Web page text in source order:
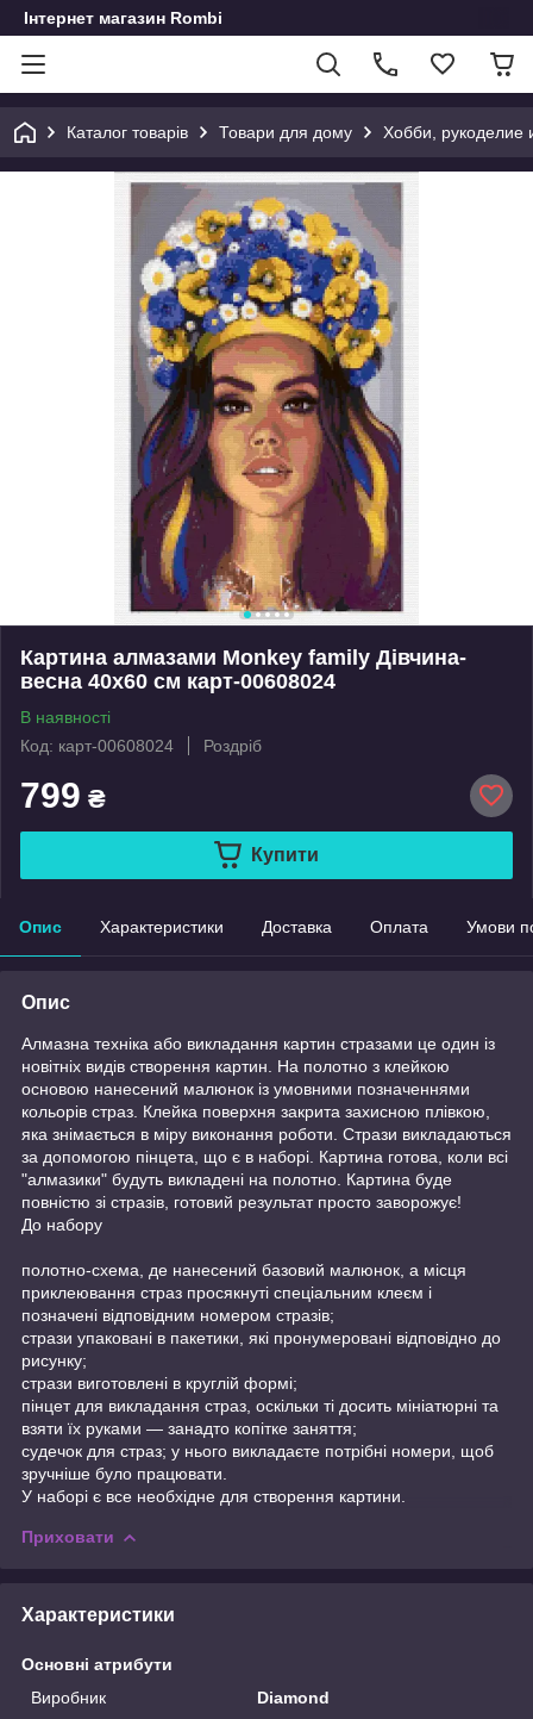
Інтернет магазин Rombi
Каталог товарів Товари для дому Хобби, рукоделие
Картина алмазами Monkey family Дівчина-
весна 40х60 см карт-00608024
В наявності
Код: карт-00608024
Роздріб
799 ₴
Купити
Опис Характеристики Доставка Оплата Умови
Опис
Алмазна техніка або викладання картин стразами це один із
новітніх видів створення картин. На полотно з клейкою
основою нанесений малюнок із умовними позначеннями
кольорів страз. Клейка поверхня закрита захисною плівкою,
яка знімається в міру виконання роботи. Стрази викладаються
за допомогою пінцета, що є в наборі. Картина готова, коли всі
"алмазики" будуть викладені на полотно. Картина буде
повністю зі стразів, готовий результат просто заворожує!
До набору
полотно-схема, де нанесений базовий малюнок, а місця
приклеювання страз просякнуті спеціальним клеєм і
позначені відповідним номером стразів;
стрази упаковані в пакетики, які пронумеровані відповідно до
рисунку;
стрази виготовлені в круглій формі;
пінцет для викладання страз, оскільки ті досить мініатюрні та
взяти їх руками — занадто копітке заняття;
судечок для страз; у нього викладаєте потрібні номери, щоб
зручніше було працювати.
У наборі є все необхідне для створення картини.
Приховати
Характеристики
Основні атрибути
Виробник
Diamond